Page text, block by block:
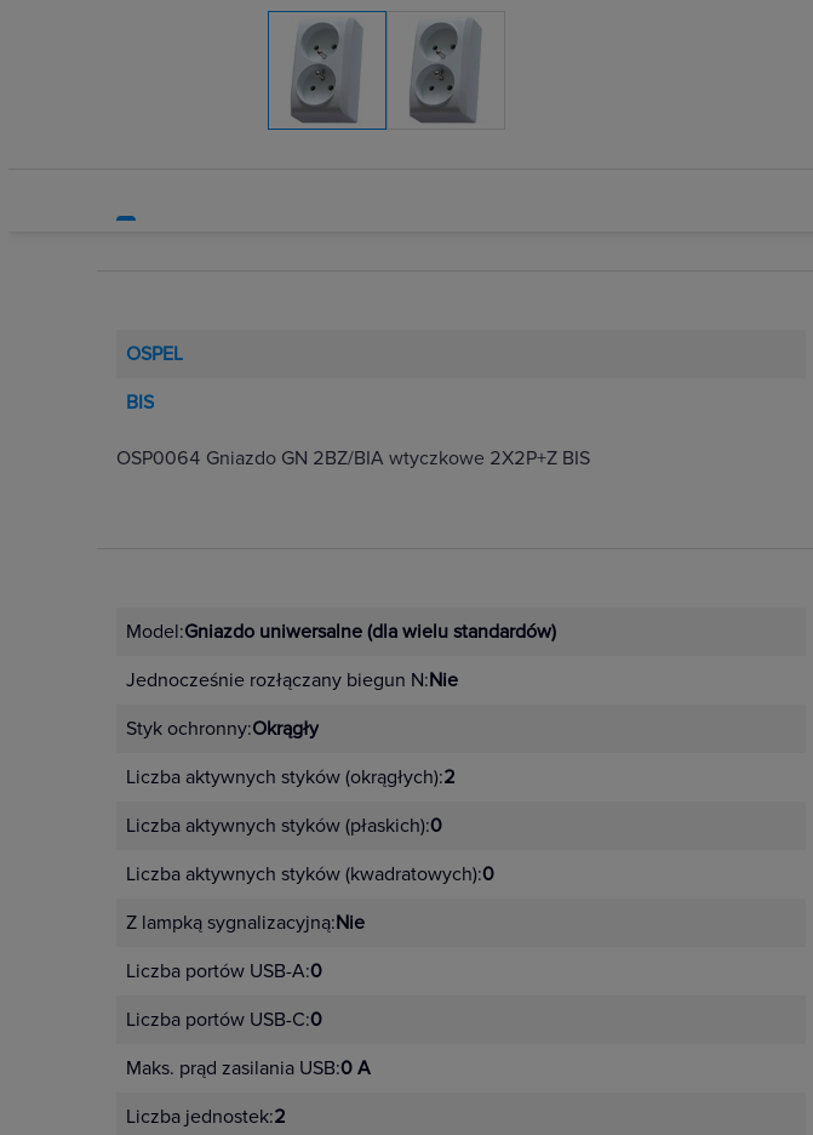
OSPEL
BIS
OSP0064 Gniazdo GN 2BZ/BIA wtyczkowe 2X2P+Z BIS
Model:Gniazdo uniwersalne (dla wielu standardów)
Jednocześnie rozłączany biegun N:Nie
Styk ochronny:Okrągły
Liczba aktywnych styków (okrągłych):2
Liczba aktywnych styków (płaskich):0
Liczba aktywnych styków (kwadratowych):0
Z lampką sygnalizacyjną:Nie
Liczba portów USB-A:0
Liczba portów USB-C:0
Maks. prąd zasilania USB:0 A
Liczba jednostek:2